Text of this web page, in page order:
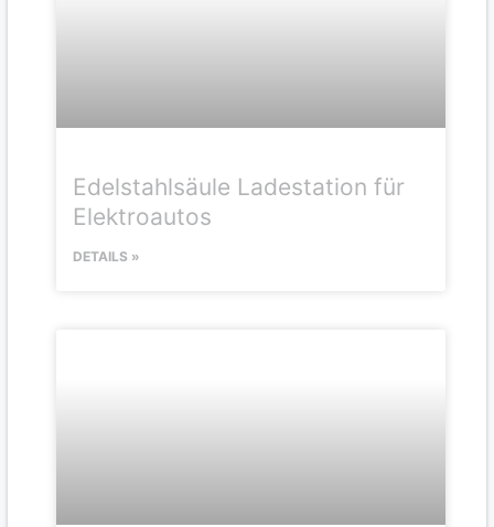
Edelstahlsäule Ladestation für
Elektroautos
DETAILS »